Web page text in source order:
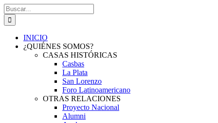
Saltar
al
contenido
Buscar:
INICIO
¿QUIÉNES SOMOS?
CASAS HISTÓRICAS
Casbas
La Plata
San Lorenzo
Foro Latinoamericano
OTRAS RELACIONES
Proyecto Nacional
Alumni